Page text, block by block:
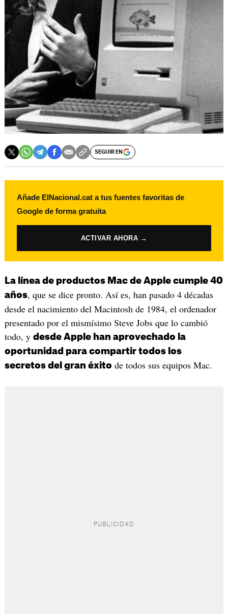
SEGUIR EN
Añade ElNacional.cat a tus fuentes favoritas de
Google de forma gratuita
ACTIVAR AHORA →
La línea de productos Mac de Apple cumple 40
años, que se dice pronto. Así es, han pasado 4 décadas
desde el nacimiento del Macintosh de 1984, el ordenador
presentado por el mismísimo Steve Jobs que lo cambió
todo, y desde Apple han aprovechado la
oportunidad para compartir todos los
secretos del gran éxito de todos sus equipos Mac.